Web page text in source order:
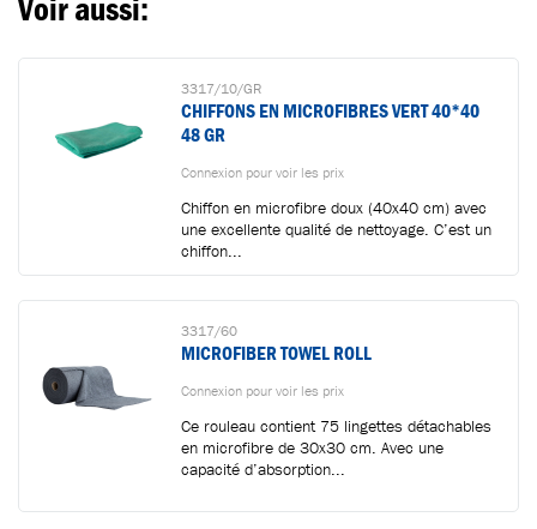
Voir aussi:
3317/10/GR
CHIFFONS EN MICROFIBRES VERT 40*40
48 GR
Connexion pour voir les prix
Chiffon en microfibre doux (40x40 cm) avec
une excellente qualité de nettoyage. C’est un
chiffon...
3317/60
MICROFIBER TOWEL ROLL
Connexion pour voir les prix
Ce rouleau contient 75 lingettes détachables
en microfibre de 30x30 cm. Avec une
capacité d’absorption...